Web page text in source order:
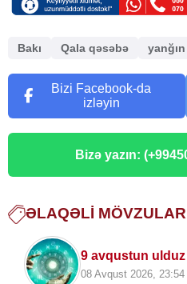
Bakı Qala qəsəbə yanğın
Bizi Facebook-da
izləyin
Bizə yazın:
ƏLAQƏLI MÖVZULAR
9 avqustun ulduz
təcrübələr üçün
08 Avqust 2026, 23:54